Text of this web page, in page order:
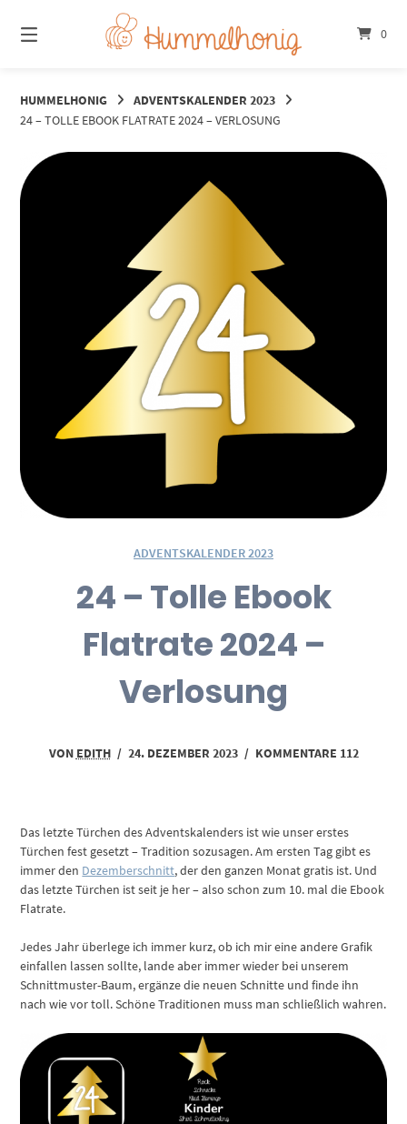
zum
Inhalt
0
HUMMELHONIG
ADVENTSKALENDER 2023
24 – TOLLE EBOOK FLATRATE 2024 – VERLOSUNG
ADVENTSKALENDER 2023
24 – Tolle Ebook
Flatrate 2024 –
Verlosung
VON EDITH / 24. DEZEMBER 2023 / KOMMENTARE 112
Das letzte Türchen des Adventskalenders ist wie unser erstes
Türchen fest gesetzt – Tradition sozusagen. Am ersten Tag gibt es
immer den Dezemberschnitt, der den ganzen Monat gratis ist. Und
das letzte Türchen ist seit je her – also schon zum 10. mal die Ebook
Flatrate.
Jedes Jahr überlege ich immer kurz, ob ich mir eine andere Grafik
einfallen lassen sollte, lande aber immer wieder bei unserem
Schnittmuster-Baum, ergänze die neuen Schnitte und finde ihn
nach wie vor toll. Schöne Traditionen muss man schließlich wahren.